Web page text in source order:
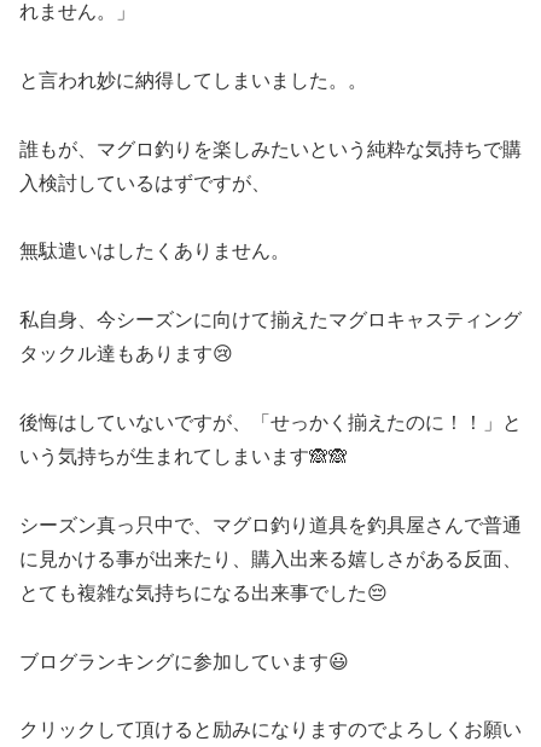
れません。」
と言われ妙に納得してしまいました。。
誰もが、マグロ釣りを楽しみたいという純粋な気持ちで購
入検討しているはずですが、
無駄遣いはしたくありません。
私自身、今シーズンに向けて揃えたマグロキャスティング
タックル達もあります😢
後悔はしていないですが、「せっかく揃えたのに！！」と
いう気持ちが生まれてしまいます🙈🙈
シーズン真っ只中で、マグロ釣り道具を釣具屋さんで普通
に見かける事が出来たり、購入出来る嬉しさがある反面、
とても複雑な気持ちになる出来事でした😔
ブログランキングに参加しています😃
クリックして頂けると励みになりますのでよろしくお願い